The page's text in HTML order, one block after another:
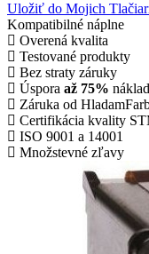
Uložiť do Mojich
Kompatibilné náplne
Overená kvalita
Testované produkty
Bez straty záruky
Úspora až 75%
Záruka od
Certifikácia kvality
ISO 9001 a 14001
Množstevné zľavy